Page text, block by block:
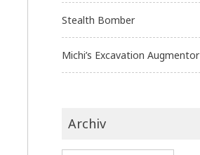
Stealth Bomber
Michi’s Excavation Augmentor
Archiv